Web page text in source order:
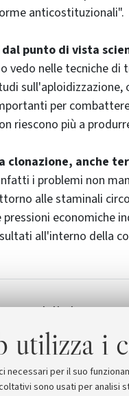
utilizza i
necessari per il suo
sono usati per
anticostituzionali".
dal punto di vista
vedo nelle tecniche di
sull'aploidizzazione,
per
riescono più a
clonazione, anche
i problemi non
alle staminali
pressioni economiche
all'interno della
testo della legge